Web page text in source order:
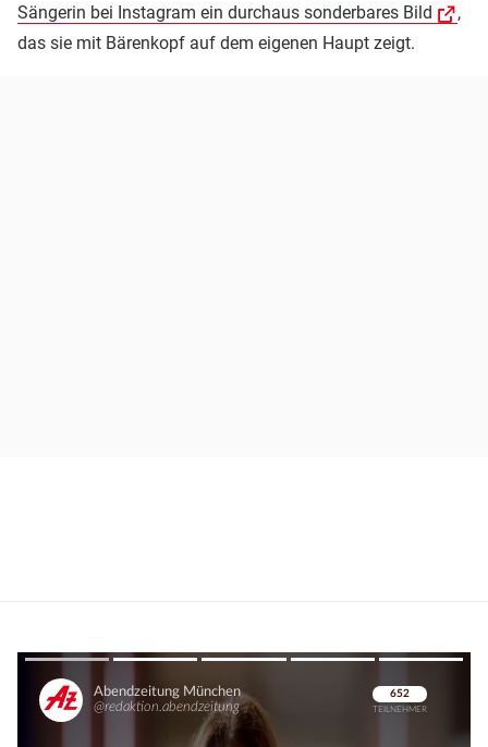
Sängerin bei Instagram ein durchaus sonderbares Bild
,
das sie mit Bärenkopf auf dem eigenen Haupt zeigt.
Überspringen